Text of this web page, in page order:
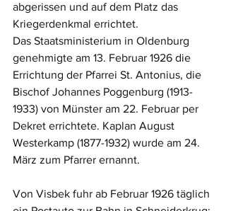
abgerissen und auf dem Platz das
Kriegerdenkmal errichtet.
Das Staatsministerium in Oldenburg
genehmigte am 13. Februar 1926 die
Errichtung der Pfarrei St. Antonius, die
Bischof Johannes Poggenburg (1913-
1933) von Münster am 22. Februar per
Dekret errichtete. Kaplan August
Westerkamp (1877-1932) wurde am 24.
März zum Pfarrer ernannt.
Von Visbek fuhr ab Februar 1926 täglich